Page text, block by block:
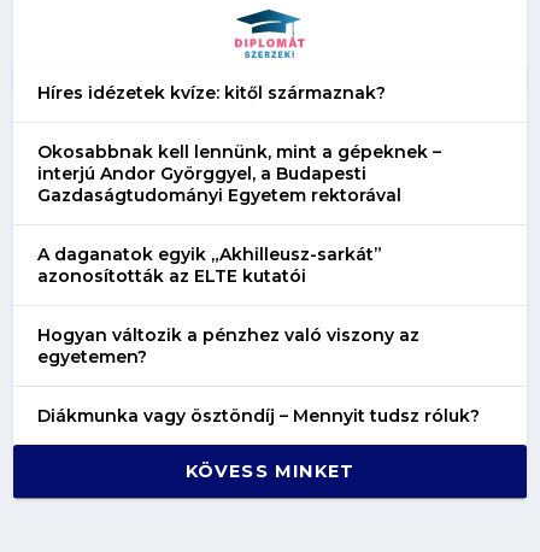
Híres idézetek kvíze: kitől származnak?
Okosabbnak kell lennünk, mint a gépeknek –
interjú Andor Györggyel, a Budapesti
Gazdaságtudományi Egyetem rektorával
A daganatok egyik „Akhilleusz-sarkát”
azonosították az ELTE kutatói
Hogyan változik a pénzhez való viszony az
egyetemen?
Diákmunka vagy ösztöndíj – Mennyit tudsz róluk?
KÖVESS MINKET